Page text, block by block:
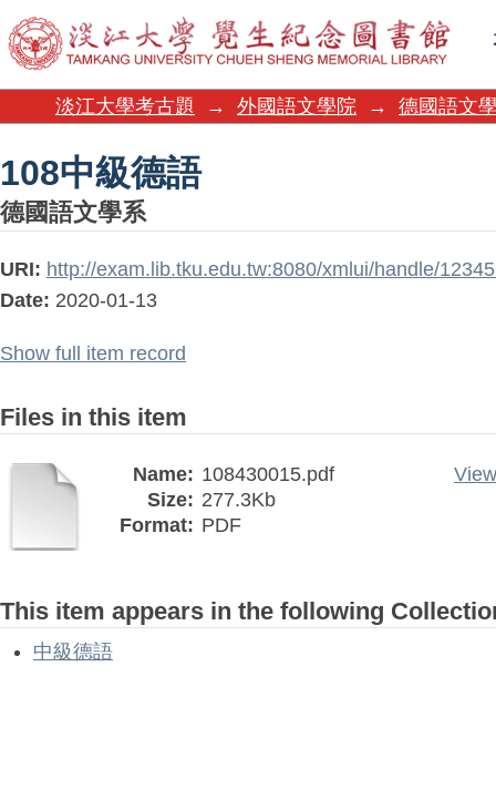
108中級德語
淡江大學考古題 → 外國語文學院 → 德國語文
108中級德語
德國語文學系
URI: http://exam.lib.tku.edu.tw:8080/xmlui/handle/
Date: 2020-01-13
Show full item record
Files in this item
Name: 108430015.pdf
Size: 277.3Kb
Format: PDF
This item appears in the following
中級德語